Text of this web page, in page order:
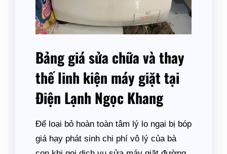
Bảng giá sửa chữa và thay
thế linh kiện máy giặt tại
Điện Lạnh Ngọc Khang
Để loại bỏ hoàn toàn tâm lý lo ngại bị bóp
giá hay phát sinh chi phí vô lý của bà